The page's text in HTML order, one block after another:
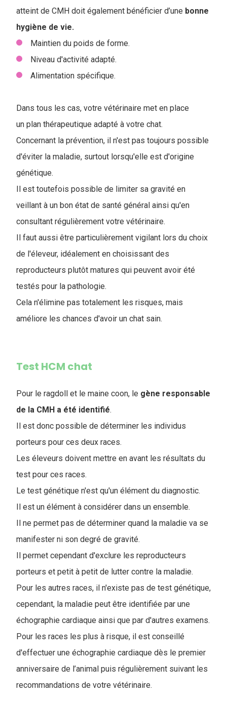
atteint de CMH doit également bénéficier d’une bonne
hygiène de vie.
Maintien du poids de forme.
Niveau d'activité adapté.
Alimentation spécifique.
Dans tous les cas, votre vétérinaire met en place
un plan thérapeutique adapté à votre chat.
Concernant la prévention, il n'est pas toujours possible
d'éviter la maladie, surtout lorsqu'elle est d'origine
génétique.
Il est toutefois possible de limiter sa gravité en
veillant à un bon état de santé général ainsi qu'en
consultant régulièrement votre vétérinaire.
Il faut aussi être particulièrement vigilant lors du choix
de l'éleveur, idéalement en choisissant des
reproducteurs plutôt matures qui peuvent avoir été
testés pour la pathologie.
Cela n'élimine pas totalement les risques, mais
améliore les chances d'avoir un chat sain.
Test HCM chat
Pour le ragdoll et le maine coon, le gène responsable
de la CMH a été identifié.
Il est donc possible de déterminer les individus
porteurs pour ces deux races.
Les éleveurs doivent mettre en avant les résultats du
test pour ces races.
Le test génétique n'est qu'un élément du diagnostic.
Il est un élément à considérer dans un ensemble.
Il ne permet pas de déterminer quand la maladie va se
manifester ni son degré de gravité.
Il permet cependant d'exclure les reproducteurs
porteurs et petit à petit de lutter contre la maladie.
Pour les autres races, il n'existe pas de test génétique,
cependant, la maladie peut être identifiée par une
échographie cardiaque ainsi que par d'autres examens.
Pour les races les plus à risque, il est conseillé
d'effectuer une échographie cardiaque dès le premier
anniversaire de l’animal puis régulièrement suivant les
recommandations de votre vétérinaire.